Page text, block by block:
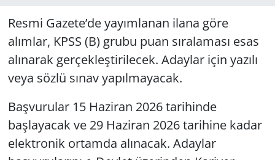
Resmi Gazete’de yayımlanan ilana göre
alımlar, KPSS (B) grubu puan sıralaması esas
alınarak gerçekleştirilecek. Adaylar için yazılı
veya sözlü sınav yapılmayacak.
Başvurular 15 Haziran 2026 tarihinde
başlayacak ve 29 Haziran 2026 tarihine kadar
elektronik ortamda alınacak. Adaylar